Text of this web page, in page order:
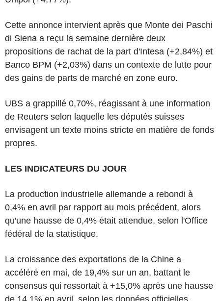
Cette annonce intervient après que Monte dei Paschi
di Siena a reçu la semaine dernière deux
propositions de rachat de la part d'Intesa (+2,84%) et
Banco BPM (+2,03%) dans un contexte de lutte pour
des gains de parts de marché en zone euro.
UBS a grappillé 0,70%, réagissant à une information
de Reuters selon laquelle les députés suisses
envisagent un texte moins stricte en matière de fonds
propres.
LES INDICATEURS DU JOUR
La production industrielle allemande a rebondi à
0,4% en avril par rapport au mois précédent, alors
qu'une hausse de 0,4% était attendue, selon l'Office
fédéral de la statistique.
La croissance des exportations de la Chine a
accéléré en mai, de 19,4% sur un an, battant le
consensus qui ressortait à +15,0% après une hausse
de 14,1% en avril, selon les données officielles.